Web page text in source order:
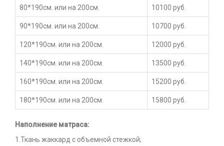
80*190см. или на 200см. 10100 руб.
90*190см. или на 200см. 10700 руб.
120*190см. или на 200см. 12000 руб.
140*190см. или на 200см. 13500 руб.
160*190см. или на 200см. 15200 руб.
180*190см. или на 200см. 15800 руб.
Наполнение матраса:
1.Ткань жаккард с объемной стежкой;